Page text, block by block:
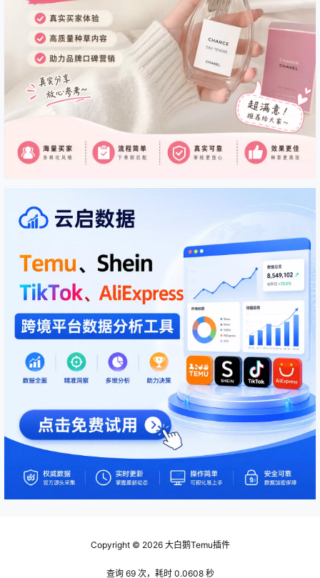
Copyright © 2026大白鹅Temu插件
查询 69 次，耗时 0.0608 秒